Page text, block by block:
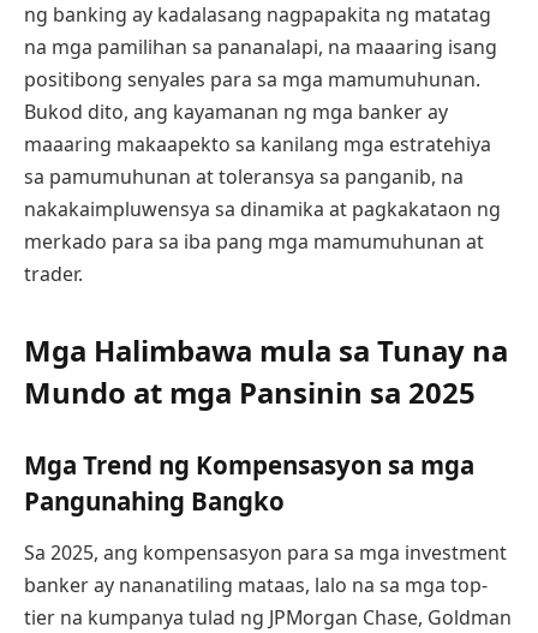
ng banking ay kadalasang nagpapakita ng matatag
na mga pamilihan sa pananalapi, na maaaring isang
positibong senyales para sa mga mamumuhunan.
Bukod dito, ang kayamanan ng mga banker ay
maaaring makaapekto sa kanilang mga estratehiya
sa pamumuhunan at toleransya sa panganib, na
nakakaimpluwensya sa dinamika at pagkakataon ng
merkado para sa iba pang mga mamumuhunan at
trader.
Mga Halimbawa mula sa Tunay na
Mundo at mga Pansinin sa 2025
Mga Trend ng Kompensasyon sa mga
Pangunahing Bangko
Sa 2025, ang kompensasyon para sa mga investment
banker ay nananatiling mataas, lalo na sa mga top-
tier na kumpanya tulad ng JPMorgan Chase, Goldman